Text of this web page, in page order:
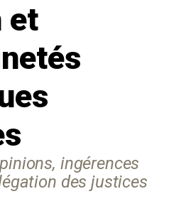
et
ingérences
des justices